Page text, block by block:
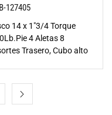
127405
14 x 1"3/4 Torque
4 Aletas 8
Trasero, Cubo alto